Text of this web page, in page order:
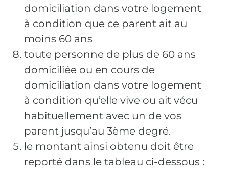
domiciliation dans votre logement
à condition que ce parent ait au
moins 60 ans
toute personne de plus de 60 ans
domiciliée ou en cours de
domiciliation dans votre logement
à condition qu’elle vive ou ait vécu
habituellement avec un de vos
parent jusqu’au 3ème degré.
le montant ainsi obtenu doit être
reporté dans le tableau ci-dessous :